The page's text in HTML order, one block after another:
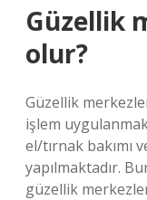
Güzellik
olur?
Güzellik
işlem
el/tırnak bakımı
yapılmaktadır.
güzellik